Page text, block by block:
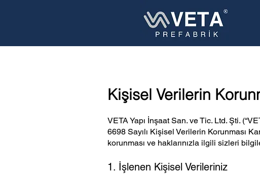
Kişisel Verilerin
​​VETA Yapı İnşaat San. ve Tic. Ltd. Şti.
6698 Sayılı Kişisel Verilerin Korunması
korunması ve haklarınızla ilgili sizleri
1. İşlenen Kişisel Verileriniz